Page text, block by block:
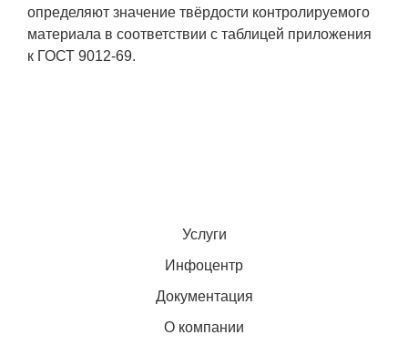
определяют значение твёрдости контролируемого
материала в соответствии с таблицей приложения
к ГОСТ 9012-69.
Услуги
Инфоцентр
Документация
О компании